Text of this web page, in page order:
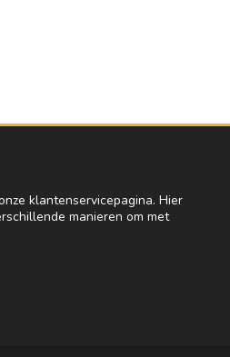
klantenservicepagina. Hier
manieren om met